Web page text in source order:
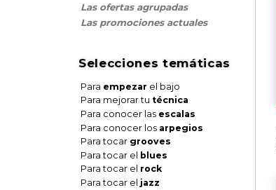
Las ofertas agrupadas
Las promociones actuales
Selecciones temáticas
Para empezar el bajo
Para mejorar tu técnica
Para conocer las escalas
Para conocer los arpegios
Para tocar grooves
Para tocar el blues
Para tocar el rock
Para tocar el jazz